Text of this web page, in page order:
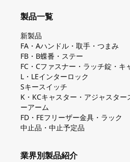
製品一覧
新製品
FA・Aハンドル・取手・つまみ
FB・B蝶番・ステー
FC・Cファスナー・ラッチ錠・キ
L・LEインターロック
Sキースイッチ
K・KCキャスター・アジャスタ
ーアーム
FD・FEフリーザー金具・ラック
中止品・中止予定品
業界別製品紹介